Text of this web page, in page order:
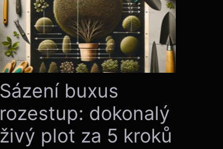
Sázení buxus
rozestup: dokonalý
živý plot za 5 kroků